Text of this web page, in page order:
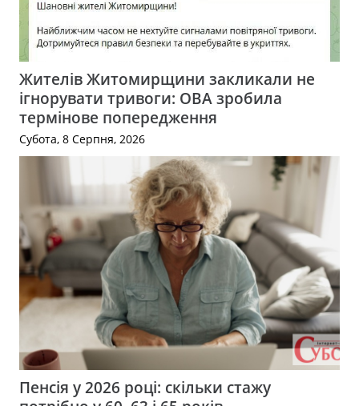
Жителів Житомирщини закликали не
ігнорувати тривоги: ОВА зробила
термінове попередження
Субота, 8 Серпня, 2026
Пенсія у 2026 році: скільки стажу